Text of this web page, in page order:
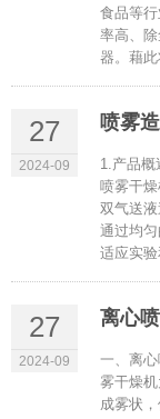
食品等
率高、
器。藉
27
2024-09
喷雾
1.产品概
喷雾干
双气送
通过均
适应实
27
2024-09
离心
一、离
雾干燥
成雾状